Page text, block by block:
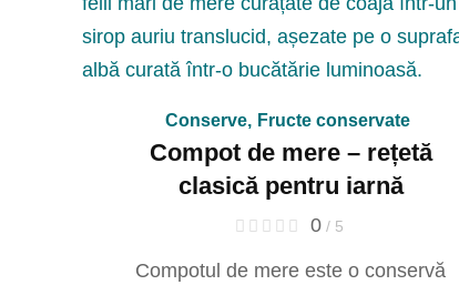
Conserve, Fructe conservate
Compot de mere – rețetă
clasică pentru iarnă
0/ 5
Compotul de mere este o conservă